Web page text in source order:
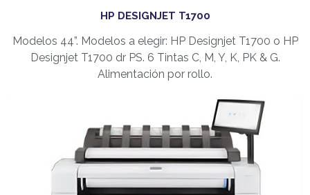
HP DESIGNJET T1700
Modelos 44”. Modelos a elegir: HP Designjet T1700 o HP
Designjet T1700 dr PS. 6 Tintas C, M, Y, K, PK & G.
Alimentación por rollo.